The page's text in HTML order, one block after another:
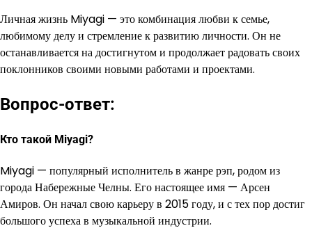
Личная жизнь Miyagi — это комбинация любви к семье,
любимому делу и стремление к развитию личности. Он не
останавливается на достигнутом и продолжает радовать своих
поклонников своими новыми работами и проектами.
Вопрос-ответ:
Кто такой Miyagi?
Miyagi — популярный исполнитель в жанре рэп, родом из
города Набережные Челны. Его настоящее имя — Арсен
Амиров. Он начал свою карьеру в 2015 году, и с тех пор достиг
большого успеха в музыкальной индустрии.